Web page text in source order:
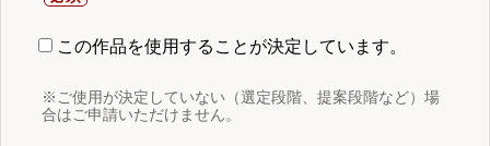
この作品を使用することが決定しています。
※ご使用が決定していない（選定段階、提案段階など）場
合はご申請いただけません。